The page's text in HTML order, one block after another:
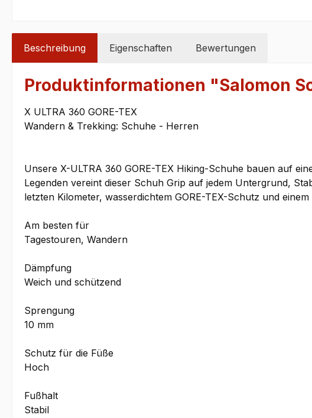
Beschreibung Eigenschaften Bewertungen
Produktinformationen "Salomon
X ULTRA 360 GORE-TEX
Wandern & Trekking: Schuhe - Herren
Unsere X-ULTRA 360 GORE-TEX Hiking-Schuhe bauen auf
Legenden vereint dieser Schuh Grip auf jedem Untergrund,
letzten Kilometer, wasserdichtem GORE-TEX-Schutz und
Am besten für
Tagestouren, Wandern
Dämpfung
Weich und schützend
Sprengung
10 mm
Schutz für die Füße
Hoch
Fußhalt
Stabil